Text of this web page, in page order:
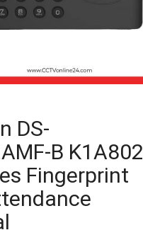
DS-
B K1A802
Fingerprint